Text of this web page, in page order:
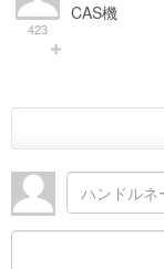
423
CAS機